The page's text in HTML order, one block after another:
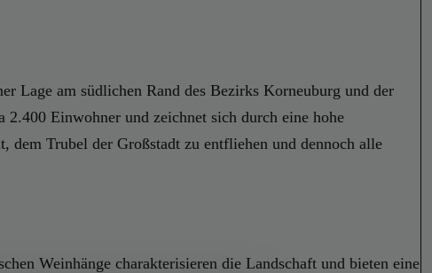
Lage am südlichen Rand des Bezirks Korneuburg und der
Einwohner und zeichnet sich durch eine hohe
dem Trubel der Großstadt zu entfliehen und dennoch alle
Weinhänge charakterisieren die Landschaft und bieten eine